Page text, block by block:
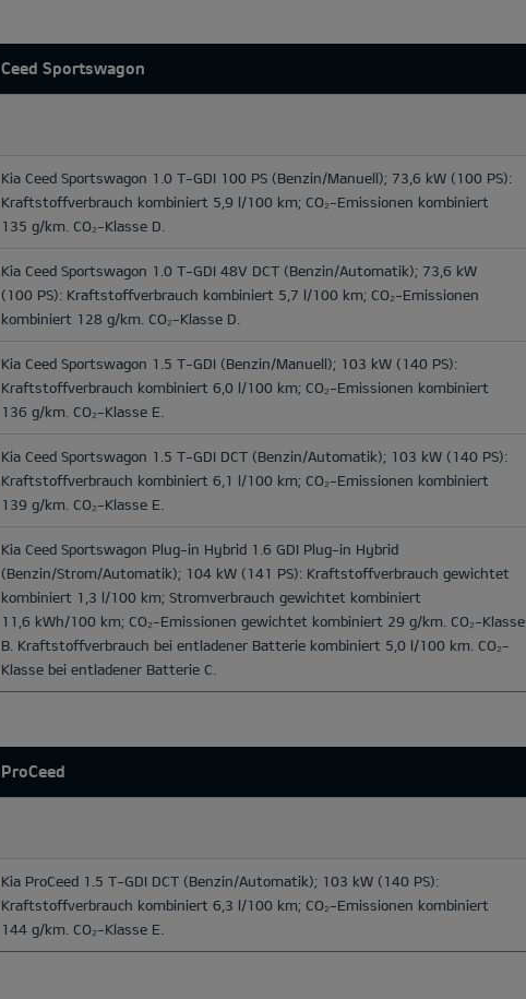
Ceed Sportswagon
Kia Ceed Sportswagon 1.0 T-GDI 100 PS (Benzin/Manuell); 73,6 kW (100 PS):
Kraftstoffverbrauch kombiniert 5,9 l/100 km; CO₂-Emissionen kombiniert
135 g/km. CO₂-Klasse D.
Kia Ceed Sportswagon 1.0 T-GDI 48V DCT (Benzin/Automatik); 73,6 kW
(100 PS): Kraftstoffverbrauch kombiniert 5,7 l/100 km; CO₂-Emissionen
kombiniert 128 g/km. CO₂-Klasse D.
Kia Ceed Sportswagon 1.5 T-GDI (Benzin/Manuell); 103 kW (140 PS):
Kraftstoffverbrauch kombiniert 6,0 l/100 km; CO₂-Emissionen kombiniert
136 g/km. CO₂-Klasse E.
Kia Ceed Sportswagon 1.5 T-GDI DCT (Benzin/Automatik); 103 kW (140 PS):
Kraftstoffverbrauch kombiniert 6,1 l/100 km; CO₂-Emissionen kombiniert
139 g/km. CO₂-Klasse E.
Kia Ceed Sportswagon Plug-in Hybrid 1.6 GDI Plug-in Hybrid
(Benzin/Strom/Automatik); 104 kW (141 PS): Kraftstoffverbrauch gewichtet
kombiniert 1,3 l/100 km; Stromverbrauch gewichtet kombiniert
11,6 kWh/100 km; CO₂-Emissionen gewichtet kombiniert 29 g/km. CO₂-Klasse
B. Kraftstoffverbrauch bei entladener Batterie kombiniert 5,0 l/100 km. CO₂-
Klasse bei entladener Batterie C.
ProCeed
Kia ProCeed 1.5 T-GDI DCT (Benzin/Automatik); 103 kW (140 PS):
Kraftstoffverbrauch kombiniert 6,3 l/100 km; CO₂-Emissionen kombiniert
144 g/km. CO₂-Klasse E.